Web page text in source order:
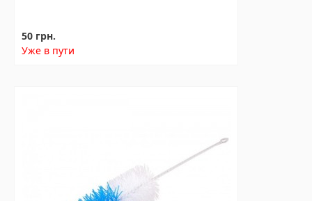
50 грн.
Уже в пути